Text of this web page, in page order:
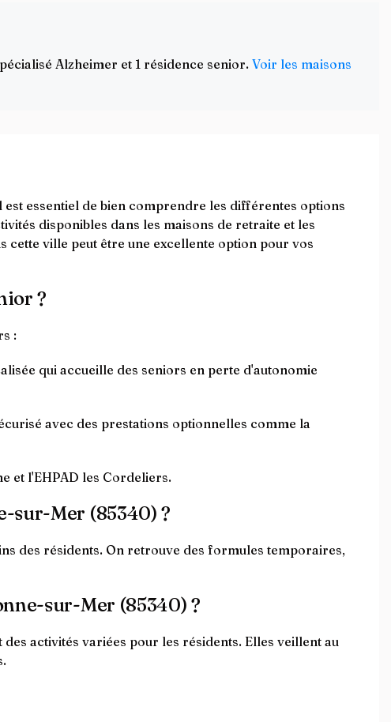
Alzheimer et 1 résidence senior. Voir les maisons
essentiel de bien comprendre les différentes options
disponibles dans les maisons de retraite et les
cette ville peut être une excellente option pour vos
?
:
qui accueille des seniors en perte d'autonomie
avec des prestations optionnelles comme la
et l'EHPAD les Cordeliers.
sur-Mer (85340) ?
des résidents. On retrouve des formules temporaires,
sur-Mer (85340) ?
activités variées pour les résidents. Elles veillent au